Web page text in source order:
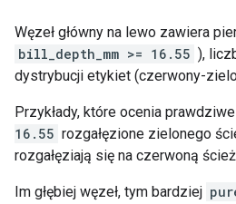
Węzeł główny na lewo zawiera
bill_depth_mm >= 16.55 ),
dystrybucji etykiet (czerwony-
Przykłady, które ocenia prawdziwe
16.55 rozgałęzione zielonego
rozgałęziają się na czerwoną
Im głębiej węzeł, tym bardziej